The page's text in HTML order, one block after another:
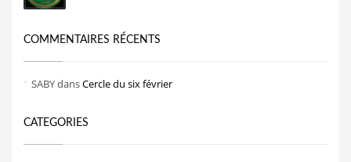
COMMENTAIRES RÉCENTS
SABYdansCercle du six février
CATEGORIES